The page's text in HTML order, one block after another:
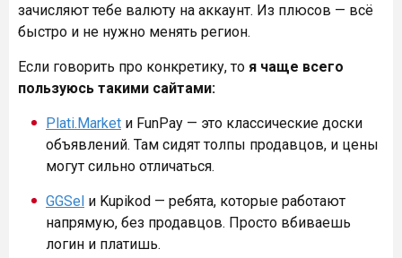
зачисляют тебе валюту на аккаунт. Из плюсов — всё
быстро и не нужно менять регион.
Если говорить про конкретику, то я чаще всего
пользуюсь такими сайтами:
Plati.Market и FunPay — это классические доски
объявлений. Там сидят толпы продавцов, и цены
могут сильно отличаться.
GGSel и Kupikod — ребята, которые работают
напрямую, без продавцов. Просто вбиваешь
логин и платишь.